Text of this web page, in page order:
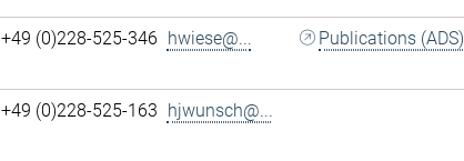
+49 (0)228-525-346 hwiese@... Publications (ADS)
+49 (0)228-525-163 hjwunsch@...